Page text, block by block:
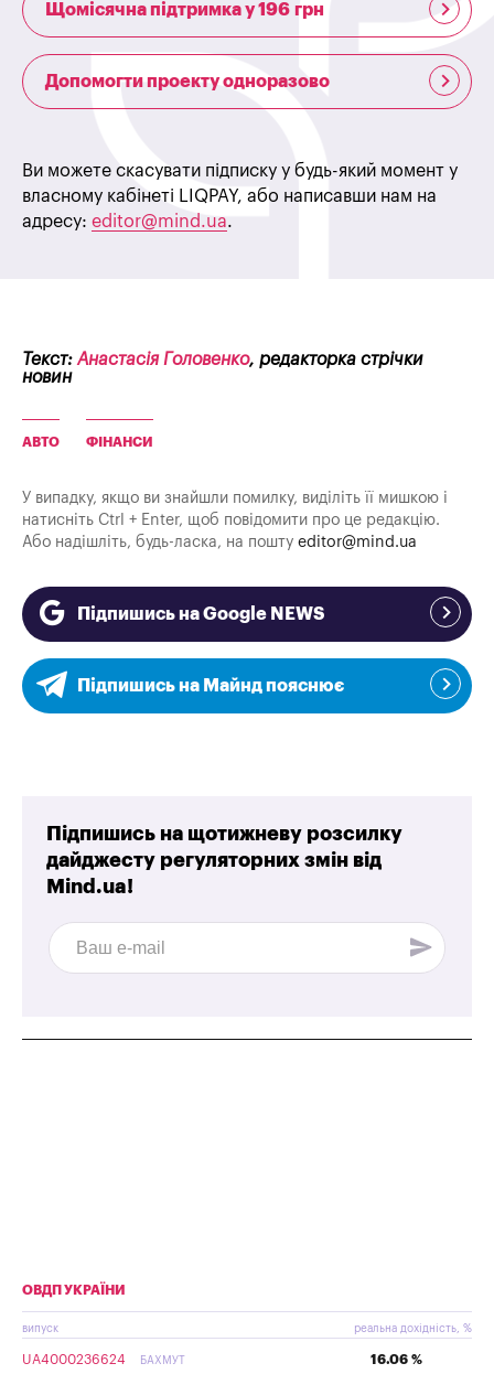
Щомісячна підтримка у 196 грн
Допомогти проекту одноразово
Ви можете скасувати підписку у будь-який момент у
власному кабінеті LIQPAY, або написавши нам на
адресу: editor@mind.ua.
Текст: Анастасія Головенко, редакторка стрічки
новин
АВТО ФІНАНСИ
У випадку, якщо ви знайшли помилку, виділіть її мишкою і
натисніть Ctrl + Enter, щоб повідомити про це редакцію.
Або надішліть, будь-ласка, на пошту editor@mind.ua
Підпишись на Google NEWS
Підпишись на Майнд пояснює
Підпишись на щотижневу розсилку
дайджесту регуляторних змін від
Mind.ua!
ОВДП УКРАЇНИ
випуск реальна дохідність, %
UA4000236624 БАХМУТ 16.06 %